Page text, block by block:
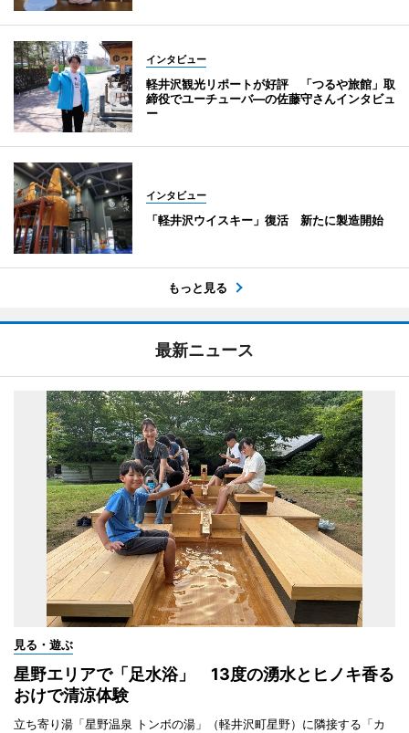
インタビュー
軽井沢観光リポートが好評 「つるや旅館」取
締役でユーチューバ―の佐藤守さんインタビュ
ー
インタビュー
「軽井沢ウイスキー」復活 新たに製造開始
もっと見る
最新ニュース
見る・遊ぶ
星野エリアで「足水浴」 13度の湧水とヒノキ香る
おけで清涼体験
立ち寄り湯「星野温泉 トンボの湯」（軽井沢町星野）に隣接する「カ